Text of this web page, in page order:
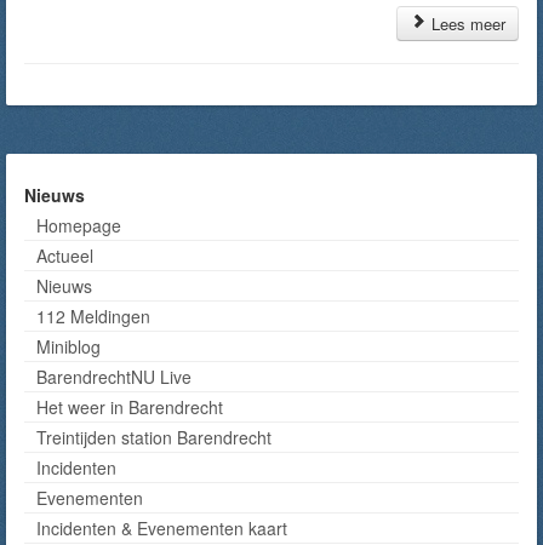
Lees meer
Nieuws
Homepage
Actueel
Nieuws
112 Meldingen
Miniblog
BarendrechtNU Live
Het weer in Barendrecht
Treintijden station Barendrecht
Incidenten
Evenementen
Incidenten & Evenementen kaart